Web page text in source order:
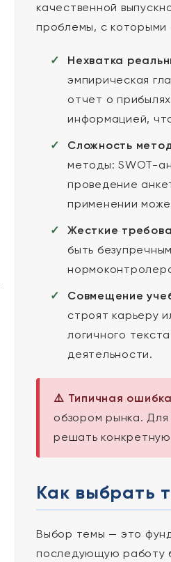
качественной
проблемы, с которыми
Нехватка
эмпирическая
отчет о
информацией,
Сложность
методы: SWOT-
проведение
применении
Жесткие
быть
Совмещение
строят карьеру
логичного
деятельности.
⚠️ Типичная
обзором рынка.
решать
Как выбрать
Выбор темы — это
последующую работу